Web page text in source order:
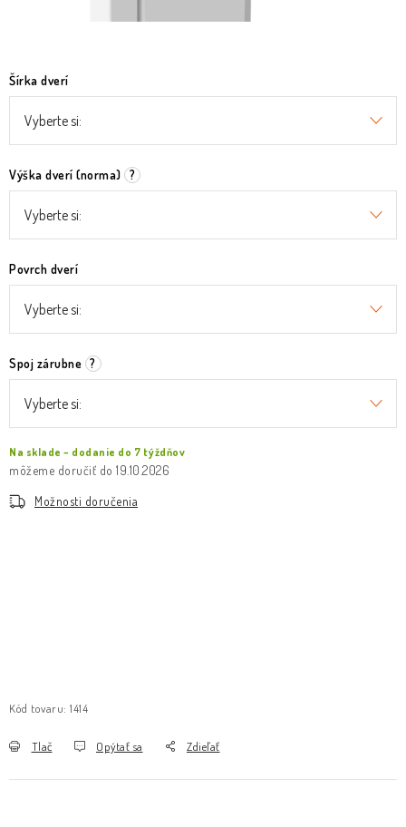
Šírka dverí
Výška dverí (norma) ?
Povrch dverí
Spoj zárubne ?
Na sklade – dodanie do 7 týždňov
19.10.2026
Možnosti doručenia
Kód tovaru: 1414
Tlač Opýtať sa Zdieľať